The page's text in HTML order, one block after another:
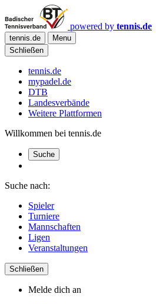
powered by tennis.de
tennis.de
Menu
Schließen
tennis.de
mypadel.de
DTB
Landesverbände
Weitere Plattformen
Willkommen bei tennis.de
Suche
Suche nach:
Spieler
Turniere
Mannschaften
Ligen
Veranstaltungen
Schließen
Melde dich an